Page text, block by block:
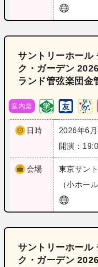
サントリーホール
ク・ガーデン
ランド管弦楽団金
室内楽
日時
2026年6月
開演：
会場 東京サン
（小ホール
サントリーホール
ク・ガーデン